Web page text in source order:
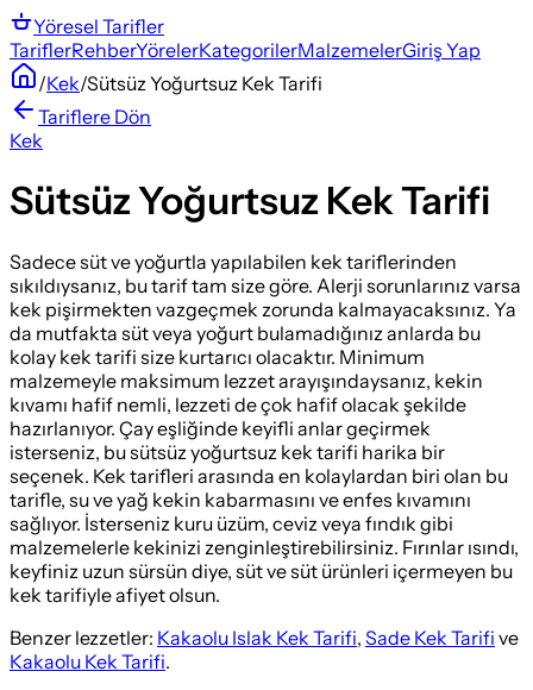
Yöresel Tarifler
TariflerRehberYörelerKategorilerMalzemelerGiriş Yap
/Kek/Sütsüz Yoğurtsuz Kek Tarifi
Tariflere Dön
Kek
Sütsüz Yoğurtsuz Kek Tarifi
Sadece süt ve yoğurtla yapılabilen kek tariflerinden
sıkıldıysanız, bu tarif tam size göre. Alerji sorunlarınız varsa
kek pişirmekten vazgeçmek zorunda kalmayacaksınız. Ya
da mutfakta süt veya yoğurt bulamadığınız anlarda bu
kolay kek tarifi size kurtarıcı olacaktır. Minimum
malzemeyle maksimum lezzet arayışındaysanız, kekin
kıvamı hafif nemli, lezzeti de çok hafif olacak şekilde
hazırlanıyor. Çay eşliğinde keyifli anlar geçirmek
isterseniz, bu sütsüz yoğurtsuz kek tarifi harika bir
seçenek. Kek tarifleri arasında en kolaylardan biri olan bu
tarifle, su ve yağ kekin kabarmasını ve enfes kıvamını
sağlıyor. İsterseniz kuru üzüm, ceviz veya fındık gibi
malzemelerle kekinizi zenginleştirebilirsiniz. Fırınlar ısındı,
keyfiniz uzun sürsün diye, süt ve süt ürünleri içermeyen bu
kek tarifiyle afiyet olsun.
Benzer lezzetler: Kakaolu Islak Kek Tarifi, Sade Kek Tarifi ve
Kakaolu Kek Tarifi.